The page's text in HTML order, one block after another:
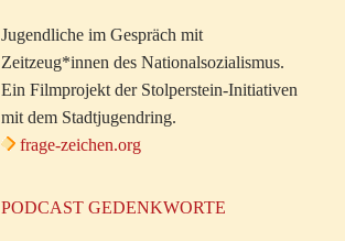
Jugendliche im Gespräch mit
Zeitzeug*innen des Nationalsozialismus.
Ein Filmprojekt der Stolperstein-Initiativen
mit dem Stadtjugendring.
frage-zeichen.org
PODCAST GEDENKWORTE